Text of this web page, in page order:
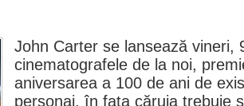
John Carter se lansează vineri,
cinematografele de la noi,
aniversarea a 100 de ani de
personaj, în faţa căruia trebuie